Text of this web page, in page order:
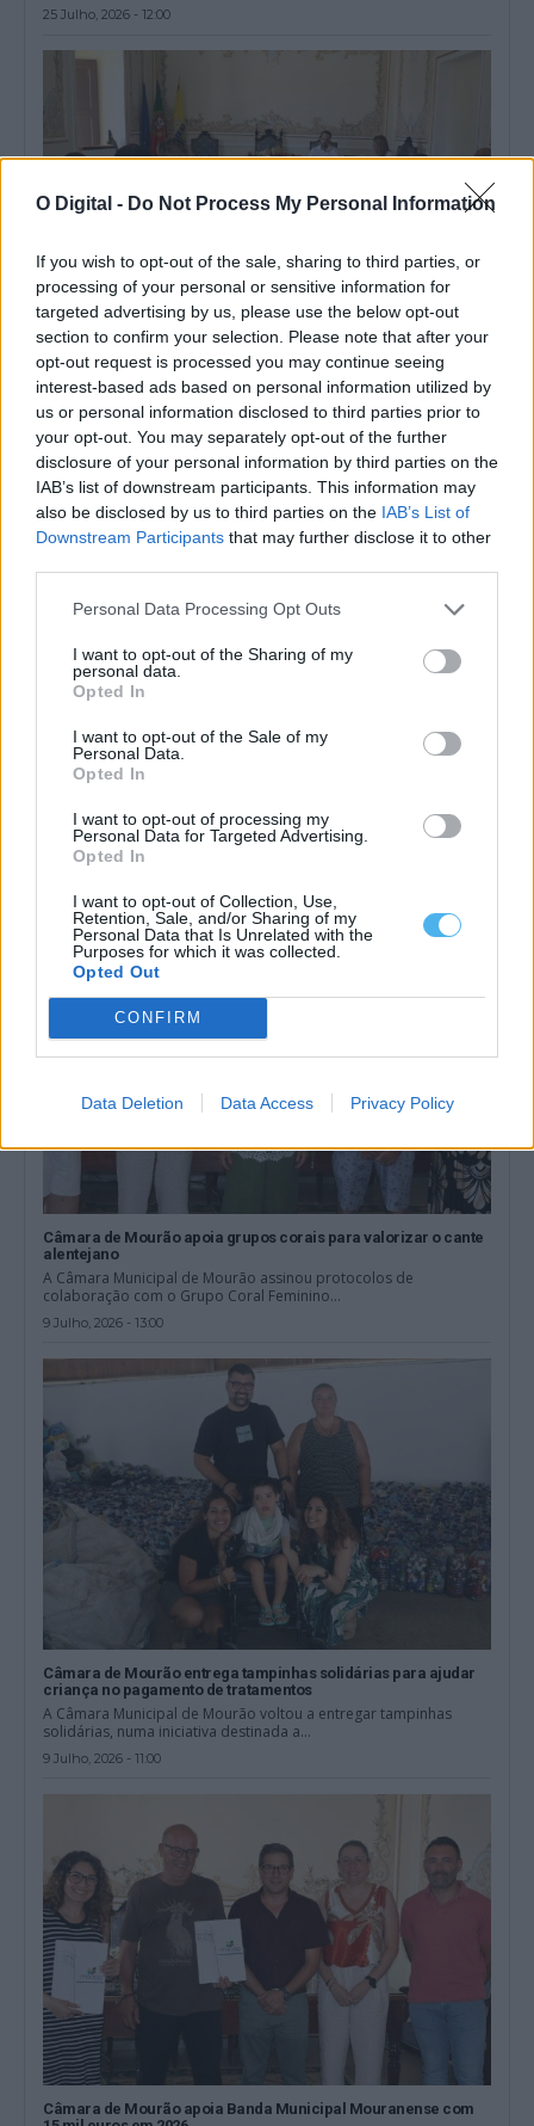
O Digital - Do Not Process My Personal Information
If you wish to opt-out of the sale, sharing to third parties, or
processing of your personal or sensitive information for
targeted advertising by us, please use the below opt-out
section to confirm your selection. Please note that after your
opt-out request is processed you may continue seeing
interest-based ads based on personal information utilized by
us or personal information disclosed to third parties prior to
your opt-out. You may separately opt-out of the further
disclosure of your personal information by third parties on the
IAB’s list of downstream participants. This information may
also be disclosed by us to third parties on the IAB’s List of
Downstream Participants that may further disclose it to other
Personal Data Processing Opt Outs
I want to opt-out of the Sharing of my
personal data.
Opted In
I want to opt-out of the Sale of my
Personal Data.
Opted In
I want to opt-out of processing my
Personal Data for Targeted Advertising.
Opted In
I want to opt-out of Collection, Use,
Retention, Sale, and/or Sharing of my
Personal Data that Is Unrelated with the
Purposes for which it was collected.
Opted Out
CONFIRM
Data Deletion Data Access Privacy Policy
25 Julho, 2026 - 12:00
Conselho Municipal de Educação é instalado em Mourão e
acompanha investimentos na educação
O Conselho Municipal de Educação de Mourão foi instalado no
dia 16 de julho,...
20 Julho, 2026 - 07:00
Granjarte
O Município de Mourão assinou um protocolo de colaboração
com o Grupo Coral Feminino...
Câmara de Mourão apoia grupos corais para valorizar o cante
alentejano
A Câmara Municipal de Mourão assinou protocolos de
colaboração com o Grupo Coral Feminino...
9 Julho, 2026 - 13:00
Câmara de Mourão entrega tampinhas solidárias para ajudar
criança no pagamento de tratamentos
A Câmara Municipal de Mourão voltou a entregar tampinhas
solidárias, numa iniciativa destinada a...
9 Julho, 2026 - 11:00
Câmara de Mourão apoia Banda Municipal Mouranense com